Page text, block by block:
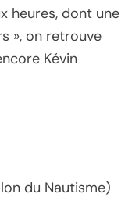
heures, dont une
», on retrouve
Kévin
du Nautisme)